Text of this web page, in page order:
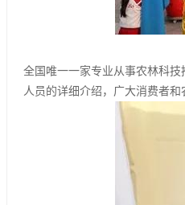
全国唯一一家专业从事农林科
人员的详细介绍，广大消费者